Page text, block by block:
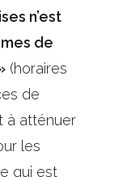
n’est
de
(horaires
de
à atténuer
les
qui est